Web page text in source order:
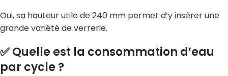
Oui, sa hauteur utile de 240 mm permet d’y insérer une
grande variété de verrerie.
✅ Quelle est la consommation d’eau
par cycle ?